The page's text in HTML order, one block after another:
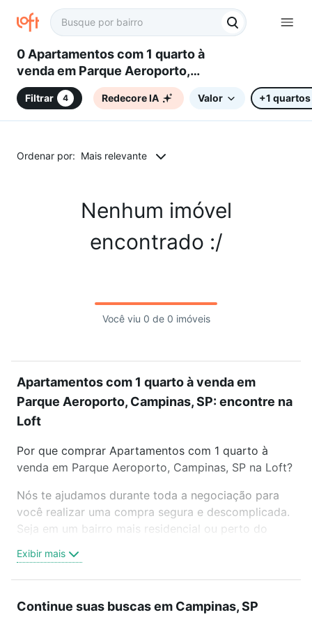
0 Apartamentos com 1 quarto à
venda em Parque Aeroporto,
Campinas, SP
Filtrar 4 Redecore IA Valor +1 quartos
Ordenar por: Mais relevante
Nenhum imóvel
encontrado :/
Você viu 0 de 0 imóveis
Apartamentos com 1 quarto à venda em
Parque Aeroporto, Campinas, SP: encontre na
Loft
Por que comprar Apartamentos com 1 quarto à
venda em Parque Aeroporto, Campinas, SP na Loft?
Nós te ajudamos durante toda a negociação para
você realizar uma compra segura e descomplicada.
Seja em um bairro mais residencial ou perto do
oferta ideal de Apartamentos com 1 quarto à venda
em Parque Aeroporto, Campinas, SP para
ou por videochamada, é grátis, sem compromisso e
Exibir mais
Continue suas buscas em Campinas, SP